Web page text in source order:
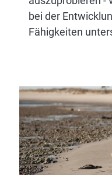
bei der
Fähigkeiten